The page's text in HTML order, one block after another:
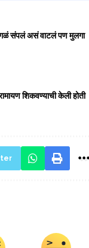
संपलं असं वाटलं पण मुलगा
शिकवण्याची केली होती